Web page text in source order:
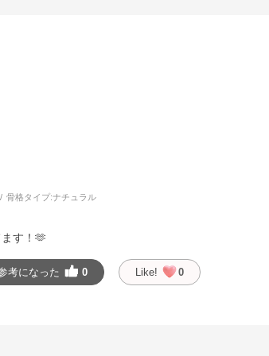
骨格タイプ:ナチュラル
す！🫶
考になった 0 Like! 0